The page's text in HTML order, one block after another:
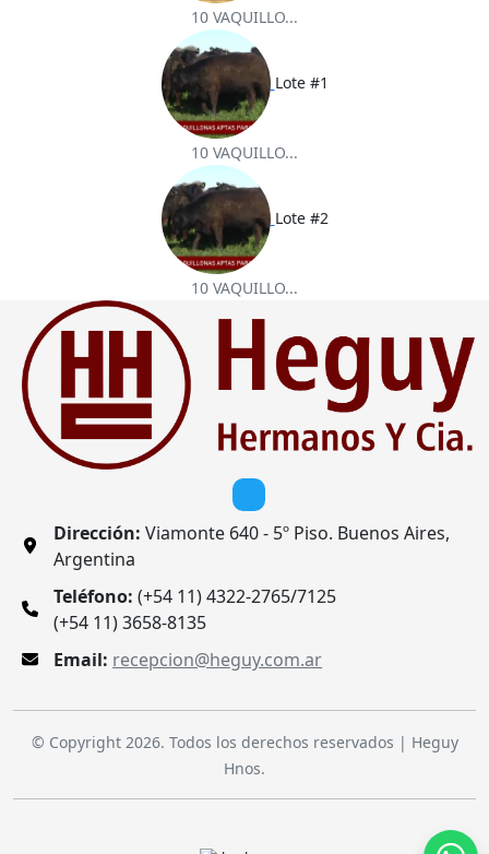
10 VAQUILLO...
Lote #1
10 VAQUILLO...
Lote #2
10 VAQUILLO...
Dirección: Viamonte 640 - 5º Piso. Buenos Aires,
Argentina
Teléfono: (+54 11) 4322-2765/7125
(+54 11) 3658-8135
Email: recepcion@heguy.com.ar
© Copyright 2026. Todos los derechos reservados | Heguy
Hnos.